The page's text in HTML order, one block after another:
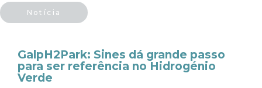
Notícia
GalpH2Park: Sines dá grande passo
para ser referência no Hidrogénio
Verde